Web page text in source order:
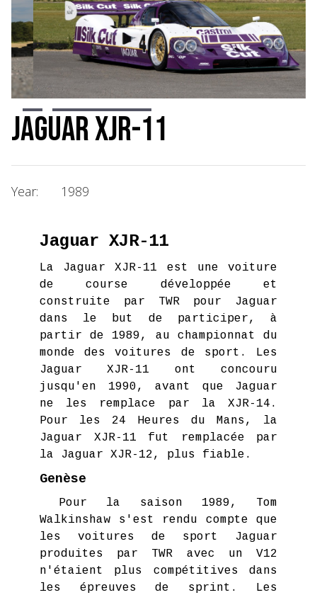
Jaguar XJR-11
Year: 1989
Jaguar XJR-11
La Jaguar XJR-11 est une voiture
de course développée et
construite par TWR pour Jaguar
dans le but de participer, à
partir de 1989, au championnat du
monde des voitures de sport. Les
Jaguar XJR-11 ont concouru
jusqu'en 1990, avant que Jaguar
ne les remplace par la XJR-14.
Pour les 24 Heures du Mans, la
Jaguar XJR-11 fut remplacée par
la Jaguar XJR-12, plus fiable.
Genèse
Pour la saison 1989, Tom
Walkinshaw s'est rendu compte que
les voitures de sport Jaguar
produites par TWR avec un V12
n'étaient plus compétitives dans
les épreuves de sprint. Les